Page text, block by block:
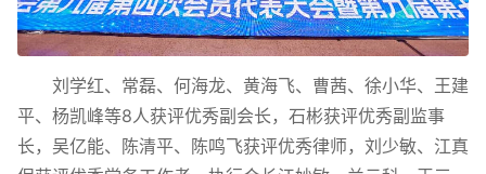
刘学红、常磊、何海龙、黄海飞、曹茜、徐小华、王建
平、杨凯峰等8人获评优秀副会长，石彬获评优秀副监事
长，吴亿能、陈清平、陈鸣飞获评优秀律师，刘少敏、江真